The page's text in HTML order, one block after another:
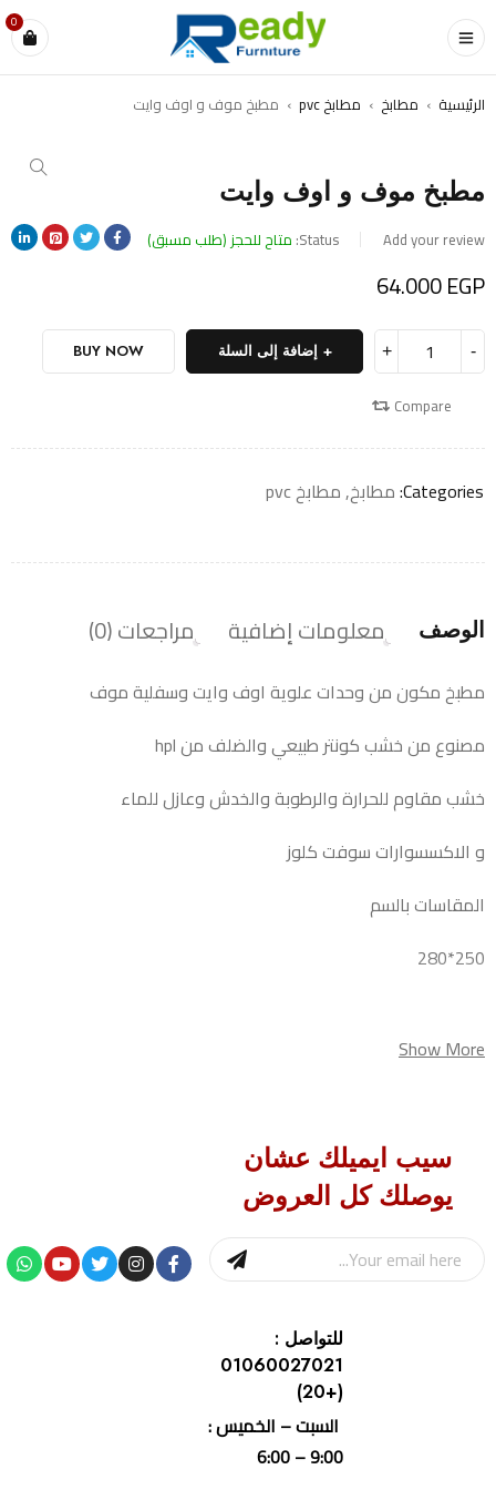
0
الرئيسية › مطابخ › مطابخ pvc › مطبخ موف و اوف وايت
مطبخ موف و اوف وايت
Add your review
Status: متاح للحجز (طلب مسبق)
64.000EGP
إضافة إلى السلة BUY NOW
Compare
Categories: مطابخ,مطابخ pvc
الوصف معلومات إضافية مراجعات (0)
مطبخ مكون من وحدات علوية اوف وايت وسفلية موف
مصنوع من خشب كونتر طبيعي والضلف من hpl
خشب مقاوم للحرارة والرطوبة والخدش وعازل للماء
و الاكسسوارات سوفت كلوز
المقاسات بالسم
250*280
Show More
سيب ايميلك عشان
يوصلك كل العروض
للتواصل :
01060027021
(+20)
السبت – الخميس :
9:00 – 6:00